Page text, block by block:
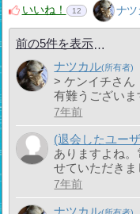
いいね！
12 ナツ
前の5件を表示
ナツカル
> ケンイチさん
有難うございま
7年前
(退会したユー
ありますよね
せていただきま
7年前
ナツカル